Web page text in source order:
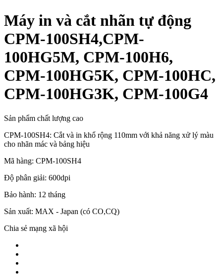
Máy in và cắt nhãn tự động
CPM-100SH4,CPM-
100HG5M, CPM-100H6,
CPM-100HG5K, CPM-100HC,
CPM-100HG3K, CPM-100G4
Sản phẩm chất lượng cao
CPM-100SH4: Cắt và in khổ rộng 110mm với khả năng xử lý màu
cho nhãn mác và bảng hiệu
Mã hàng: CPM-100SH4
Độ phân giải: 600dpi
Bảo hành: 12 tháng
Sản xuất: MAX - Japan (có CO,CQ)
Chia sẻ mạng xã hội